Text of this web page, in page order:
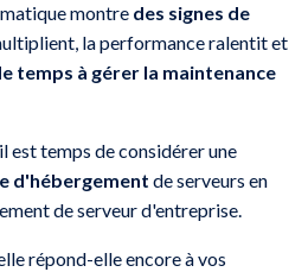
montre des signes de
la performance ralentit et
temps à gérer la maintenance
est temps de considérer une
d'hébergement de serveurs en
de serveur d'entreprise.
répond-elle encore à vos